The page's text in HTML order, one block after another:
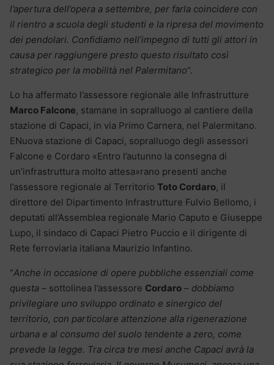
l’apertura dell’opera a settembre, per farla coincidere con
il rientro a scuola degli studenti e la ripresa del movimento
dei pendolari. Confidiamo nell’impegno di tutti gli attori in
causa per raggiungere presto questo risultato così
strategico per la mobilità nel Palermitano“.
Lo ha affermato l’assessore regionale alle Infrastrutture
Marco Falcone, stamane in sopralluogo al cantiere della
stazione di Capaci, in via Primo Carnera, nel Palermitano.
ENuova stazione di Capaci, sopralluogo degli assessori
Falcone e Cordaro «Entro l’autunno la consegna di
un’infrastruttura molto attesa»rano presenti anche
l’assessore regionale al Territorio Toto Cordaro, il
direttore del Dipartimento Infrastrutture Fulvio Bellomo, i
deputati all’Assemblea regionale Mario Caputo e Giuseppe
Lupo, il sindaco di Capaci Pietro Puccio e il dirigente di
Rete ferroviaria italiana Maurizio Infantino.
“Anche in occasione di opere pubbliche essenziali come
questa – sottolinea l’assessore Cordaro – dobbiamo
privilegiare uno sviluppo ordinato e sinergico del
territorio, con particolare attenzione alla rigenerazione
urbana e al consumo del suolo tendente a zero, come
prevede la legge. Tra circa tre mesi anche Capaci avrà la